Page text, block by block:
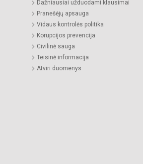
Dažniausiai užduodami klausimai
Pranešėjų apsauga
Vidaus kontrolės politika
Korupcijos prevencija
Civilinė sauga
Teisinė informacija
Atviri duomenys